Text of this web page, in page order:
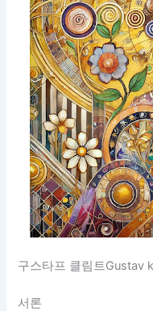
구스타프 클림트Gustav
서론